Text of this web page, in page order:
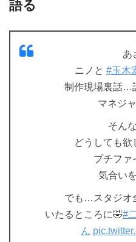
語る
あ
ニノと #玉木
制作現場裏話…
マネジ
そん
どうしても欲
プチファ
気合い
でも…スタジオ
いたるところに🤣#
ん